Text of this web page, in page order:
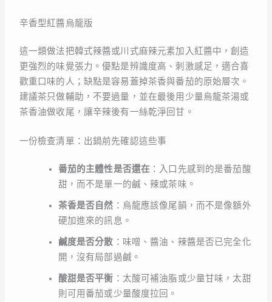
辛香型紅醬烏龍版
這一類做法把韓式辣醬或川式麻辣元素加入紅醬中，創造
更強烈的味覺張力。優點是辨識度高、刺激感足，適合喜
歡重口味的人；缺點是容易蓋掉茶香與番茄的原始層次。
建議茶只做輔助，不要過量，並在最後用少量烏龍茶湯或
茶香油做收尾，讓辛辣後有一絲乾淨回甘。
一份檢查清單：出鍋前先確認這些事
番茄的主體性是否還在 ：入口先感到的是番茄酸
甜，而不是單一的鹹、辣或茶味。
茶香是否自然 ：烏龍應該像尾韻，而不是像額外
硬加進來的訊息。
鹹度是否分散 ：味噌、醬油、辣醬是否已完全化
開，沒有局部過鹹。
酸甜是否平衡 ：太酸可補油脂或少量甘味，太甜
則可用番茄或少量酸度拉回。